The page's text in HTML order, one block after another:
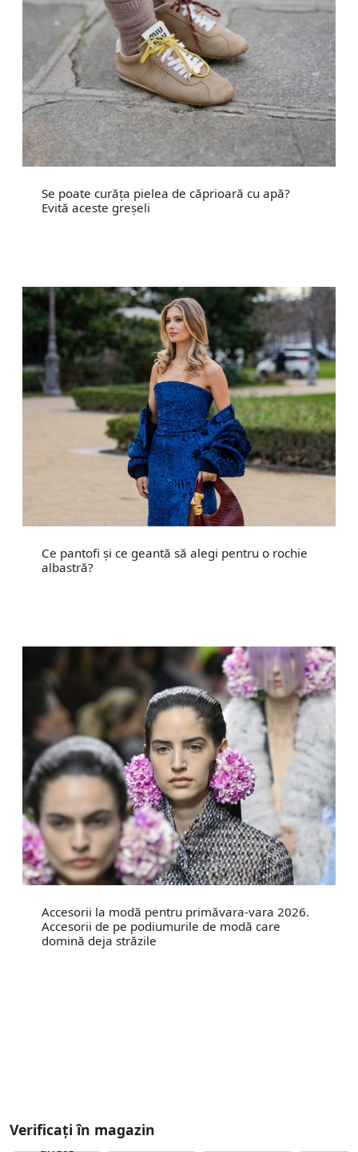
Se poate curăța pielea de căprioară cu apă?
Evită aceste greșeli
Ce pantofi și ce geantă să alegi pentru o rochie
albastră?
Accesorii la modă pentru primăvara-vara 2026.
Accesorii de pe podiumurile de modă care
domină deja străzile
Verificați în magazin
ghete